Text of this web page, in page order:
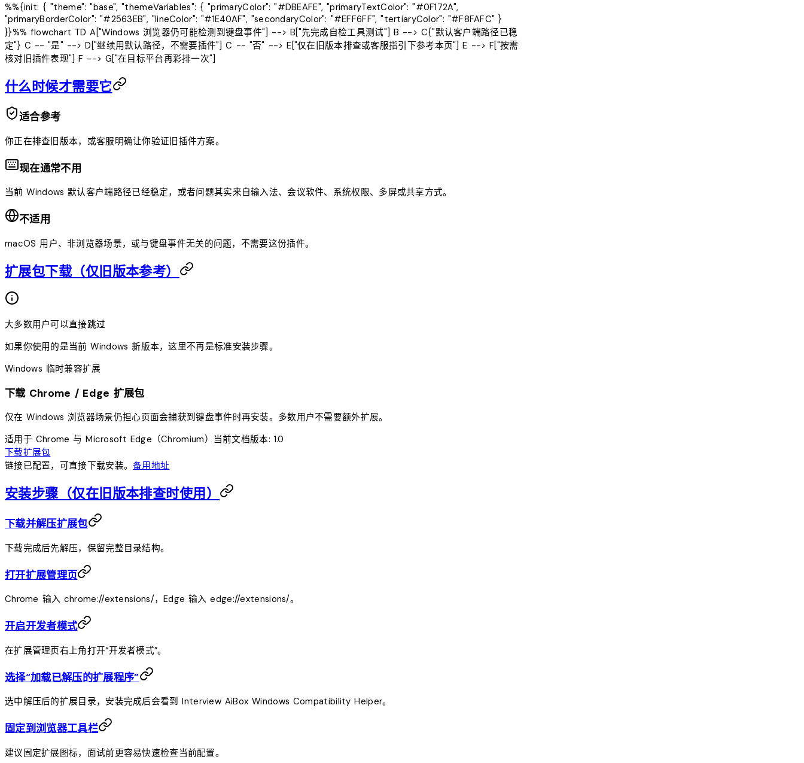
%%{init: { "theme": "base", "themeVariables": { "primaryColor": "#DBEAFE", "primaryTextColor": "#0F172A",
"primaryBorderColor": "#2563EB", "lineColor": "#1E40AF", "secondaryColor": "#EFF6FF", "tertiaryColor": "#F8FAFC" }
}}%% flowchart TD A["Windows 浏览器仍可能检测到键盘事件"] --> B["先完成自检工具测试"] B --> C{"默认客户端路径已稳
定"} C -- "是" --> D["继续用默认路径，不需要插件"] C -- "否" --> E["仅在旧版本排查或客服指引下参考本页"] E --> F["按需
核对旧插件表现"] F --> G["在目标平台再彩排一次"]
什么时候才需要它
适合参考
你正在排查旧版本，或客服明确让你验证旧插件方案。
现在通常不用
当前 Windows 默认客户端路径已经稳定，或者问题其实来自输入法、会议软件、系统权限、多屏或共享方式。
不适用
macOS 用户、非浏览器场景，或与键盘事件无关的问题，不需要这份插件。
扩展包下载（仅旧版本参考）
大多数用户可以直接跳过
如果你使用的是当前 Windows 新版本，这里不再是标准安装步骤。
Windows 临时兼容扩展
下载 Chrome / Edge 扩展包
仅在 Windows 浏览器场景仍担心页面会捕获到键盘事件时再安装。多数用户不需要额外扩展。
适用于 Chrome 与 Microsoft Edge（Chromium） 当前文档版本: 1.0
下载扩展包
链接已配置，可直接下载安装。备用地址
安装步骤（仅在旧版本排查时使用）
下载并解压扩展包
下载完成后先解压，保留完整目录结构。
打开扩展管理页
Chrome 输入 chrome://extensions/，Edge 输入edge://extensions/。
开启开发者模式
在扩展管理页右上角打开“开发者模式”。
选择“加载已解压的扩展程序”
选中解压后的扩展目录，安装完成后会看到Interview AiBox Windows Compatibility Helper。
固定到浏览器工具栏
建议固定扩展图标，面试前更容易快速检查当前配置。